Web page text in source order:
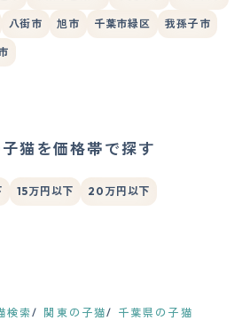
八街市 旭市 千葉市緑区 我孫子市
猫を価格帯で探す
15万円以下 20万円以下
検索 関東の子猫
千葉県の子猫